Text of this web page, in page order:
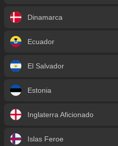
Dinamarca
Ecuador
El Salvador
Estonia
Inglaterra Aficionado
Islas Feroe